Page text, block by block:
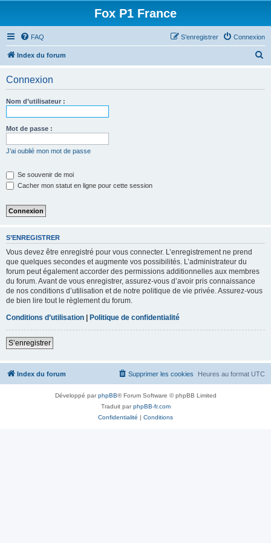
Fox P1 France
FAQ Connexion
S’enregistrer
Index du forum
Connexion
Nom d’utilisateur :
Mot de passe :
J’ai oublié mon mot de passe
Se souvenir de moi
Cacher mon statut en ligne pour cette session
S’ENREGISTRER
Vous devez être enregistré pour vous connecter. L’enregistrement ne prend
que quelques secondes et augmente vos possibilités. L’administrateur du
forum peut également accorder des permissions additionnelles aux membres
du forum. Avant de vous enregistrer, assurez-vous d’avoir pris connaissance
de nos conditions d’utilisation et de notre politique de vie privée. Assurez-vous
de bien lire tout le règlement du forum.
Conditions d’utilisation | Politique de confidentialité
S’enregistrer
Index du forum Heures au format UTC
Supprimer les cookies
Développé parphpBB® Forum Software © phpBB Limited
Traduit parphpBB-fr.com
Confidentialité | Conditions